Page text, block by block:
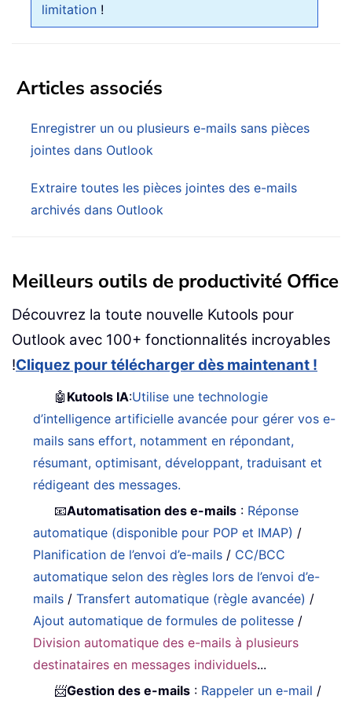
limitation !
Articles associés
Enregistrer un ou plusieurs e-mails sans pièces
jointes dans Outlook
Extraire toutes les pièces jointes des e-mails
archivés dans Outlook
Meilleurs outils de productivité Office
Découvrez la toute nouvelle Kutools pour
Outlook avec 100+ fonctionnalités incroyables
!Cliquez pour télécharger dès maintenant !
🤖 Kutools IA:Utilise une technologie
d’intelligence artificielle avancée pour gérer vos e-
mails sans effort, notamment en répondant,
résumant, optimisant, développant, traduisant et
rédigeant des messages.
📧Automatisation des e-mails : Réponse
automatique (disponible pour POP et IMAP) /
Planification de l’envoi d’e-mails / CC/BCC
automatique selon des règles lors de l’envoi d’e-
mails /Transfert automatique (règle avancée) /
Ajout automatique de formules de politesse /
Division automatique des e-mails à plusieurs
destinataires en messages individuels...
📨Gestion des e-mails : Rappeler un e-mail /